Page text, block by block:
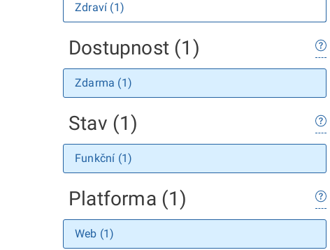
Zdraví (1)
Dostupnost (1)
Zdarma (1)
Stav (1)
Funkční (1)
Platforma (1)
Web (1)